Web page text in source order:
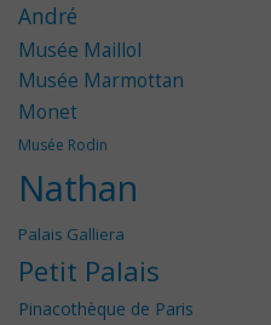
André
Musée Maillol
Musée Marmottan
Monet
Musée Rodin
Nathan
Palais Galliera
Petit Palais
Pinacothèque de Paris